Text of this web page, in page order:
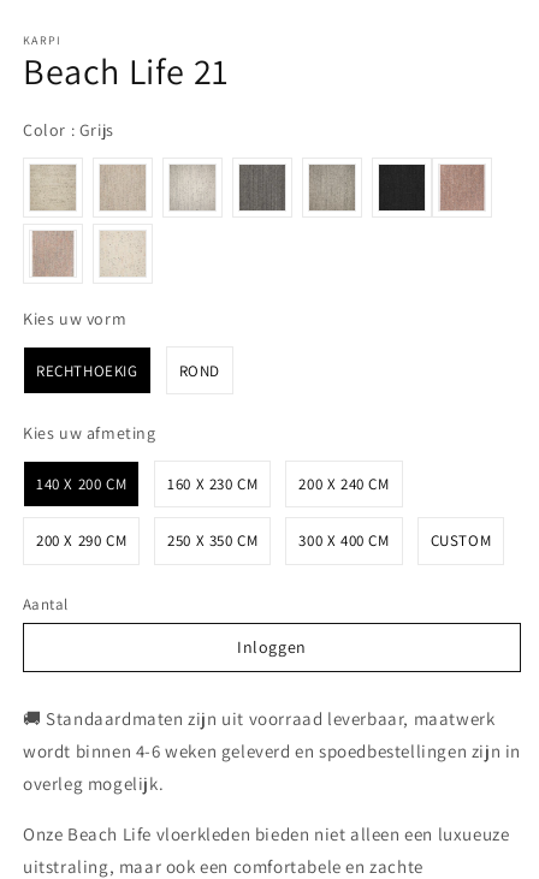
KARPI
Beach Life 21
Color : GrijsColor
Kies uw vorm
RECHTHOEKIG ROND
Kies uw afmetingKies uw afmeting
140 X 200 CM 160 X 230 CM 200 X 240 CM
200 X 290 CM 250 X 350 CM 300 X 400 CM CUSTOM
Aantal
Inloggen
Inloggen
🚚 Standaardmaten zijn uit voorraad leverbaar, maatwerk
wordt binnen 4-6 weken geleverd en spoedbestellingen zijn in
overleg mogelijk.
Onze Beach Life vloerkleden bieden niet alleen een luxueuze
uitstraling, maar ook een comfortabele en zachte